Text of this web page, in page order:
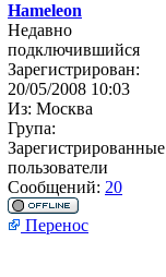
Hameleon
Недавно
подключившийся
Зарегистрирован:
20/05/2008 10:03
Из: Москва
Група:
Зарегистрированные
пользователи
Сообщений: 20
Перенос